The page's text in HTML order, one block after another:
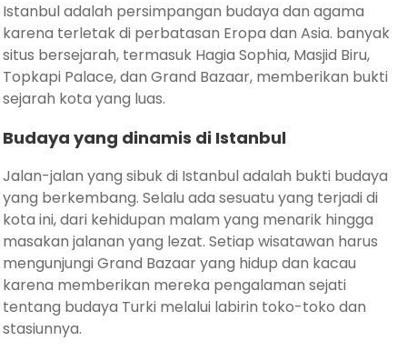
Istanbul adalah persimpangan budaya dan agama
karena terletak di perbatasan Eropa dan Asia. banyak
situs bersejarah, termasuk Hagia Sophia, Masjid Biru,
Topkapi Palace, dan Grand Bazaar, memberikan bukti
sejarah kota yang luas.
Budaya yang dinamis di Istanbul
Jalan-jalan yang sibuk di Istanbul adalah bukti budaya
yang berkembang. Selalu ada sesuatu yang terjadi di
kota ini, dari kehidupan malam yang menarik hingga
masakan jalanan yang lezat. Setiap wisatawan harus
mengunjungi Grand Bazaar yang hidup dan kacau
karena memberikan mereka pengalaman sejati
tentang budaya Turki melalui labirin toko-toko dan
stasiunnya.